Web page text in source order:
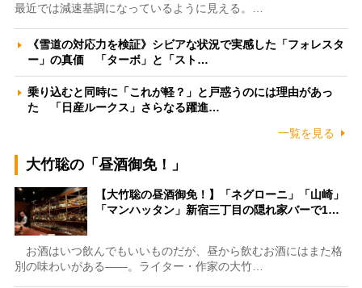
最近では減速基調になっているように見える。…
《雪道の対応力を検証》シビアな状況で実感した「フォレスタ
ー」の真価 「ターボ」と「スト…
乗り込むと同時に「これが軽？」と戸惑うのには理由があっ
た 「日産ルークス」さらなる躍進…
一覧を見る
大竹聡の「昼酒御免！」
【大竹聡の昼酒御免！】「ネグローニ」「山崎」
「マンハッタン」新宿三丁目の隠れ家バーで1…
お酒はいつ飲んでもいいものだが、昼から飲むお酒にはまた格
別の味わいがある――。ライター・作家の大竹…